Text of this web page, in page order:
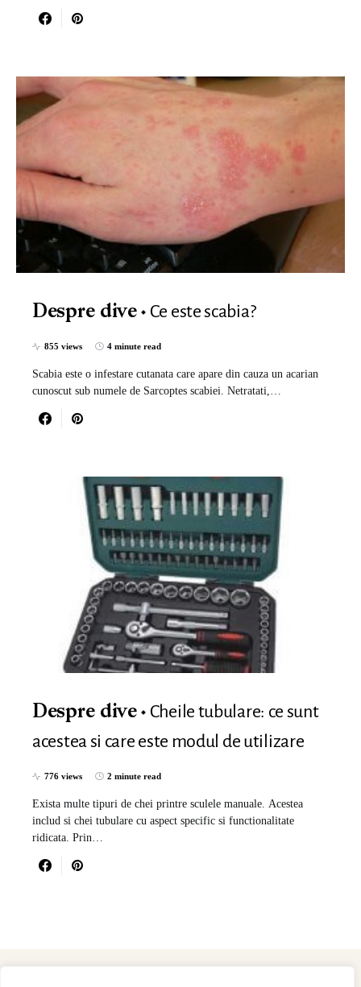
Despre dive Ce este scabia?
855 views 4 minute read
Scabia este o infestare cutanata care apare din cauza un acarian
cunoscut sub numele de Sarcoptes scabiei. Netratati,…
Despre dive
Cheile tubulare: ce sunt
acestea si care este modul de utilizare
776 views 2 minute read
Exista multe tipuri de chei printre sculele manuale. Acestea
includ si chei tubulare cu aspect specific si functionalitate
ridicata. Prin…